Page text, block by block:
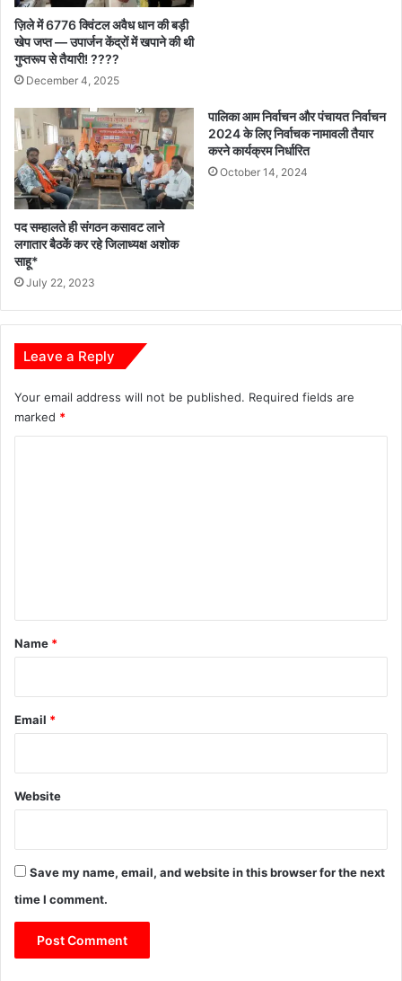
ज़िले में 6776 क्विंटल अवैध धान की बड़ी
खेप जप्त — उपार्जन केंद्रों में खपाने की थी
गुप्तरूप से तैयारी! ????
December 4, 2025
पद सम्हालते ही संगठन कसावट लाने
लगातार बैठकें कर रहे जिलाध्यक्ष अशोक
साहू*
July 22, 2023
पालिका आम निर्वाचन और पंचायत निर्वाचन
2024 के लिए निर्वाचक नामावली तैयार
करने कार्यक्रम निर्धारित
October 14, 2024
Leave a Reply
Your email address will not be published. Required fields are
marked *
*
Name *
Email *
Website
Save my name, email, and website in this browser for the next
time I comment.